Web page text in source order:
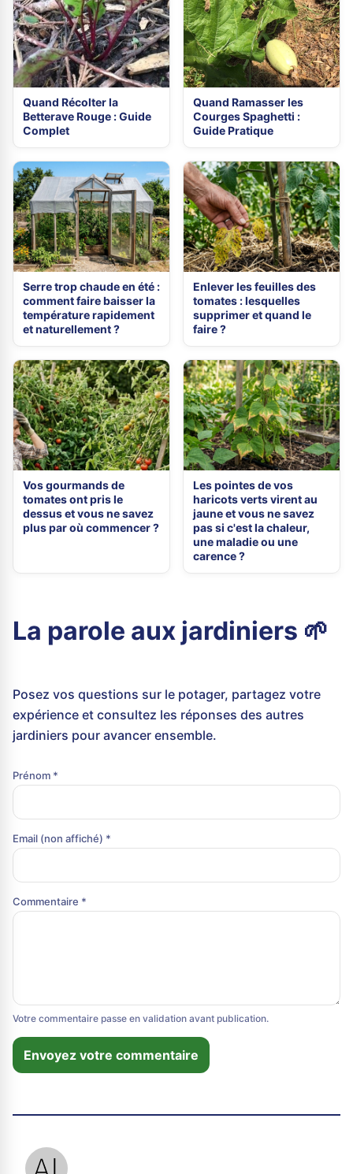
Quand Récolter la
Betterave Rouge : Guide
Complet
Quand Ramasser les
Courges Spaghetti :
Guide Pratique
Serre trop chaude en été :
comment faire baisser la
température rapidement
et naturellement ?
Enlever les feuilles des
tomates : lesquelles
supprimer et quand le
faire ?
Vos gourmands de
tomates ont pris le
dessus et vous ne savez
plus par où commencer ?
Les pointes de vos
haricots verts virent au
jaune et vous ne savez
pas si c'est la chaleur,
une maladie ou une
carence ?
La parole aux jardiniers 🌱
Posez vos questions sur le potager, partagez votre
expérience et consultez les réponses des autres
jardiniers pour avancer ensemble.
Prénom *
Email (non affiché) *
Commentaire *
Votre commentaire passe en validation avant publication.
Envoyez votre commentaire